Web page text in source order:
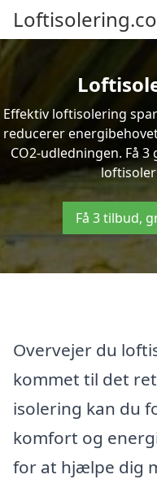
Effektiv loftisolering
reducerer
CO2-udledningen. Få
Få 3 tilbud,
Overvejer du
kommet til det
isolering kan du
komfort og
for at hjælpe dig